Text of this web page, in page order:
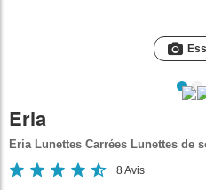
Eria
Eria Lunettes Carrées Lunettes de
8Avis